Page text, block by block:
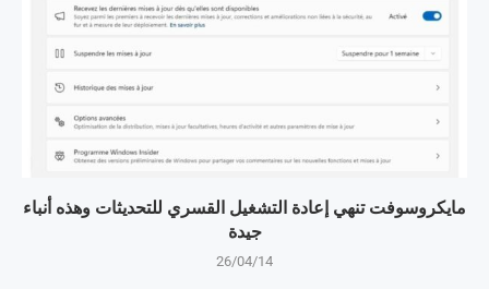
مايكروسوفت تنهي إعادة التشغيل القسري للتحديثات وهذه أنباء
جيدة
26/04/14